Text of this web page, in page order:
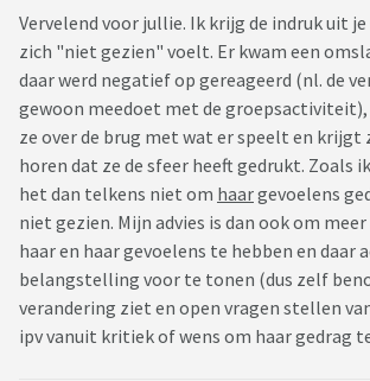
Vervelend voor jullie. Ik krijg de indruk uit
zich "niet gezien" voelt. Er kwam een
daar werd negatief op gereageerd (nl. de
gewoon meedoet met de
ze over de brug met wat er speelt en krijgt
horen dat ze de sfeer heeft gedrukt. Zoals
het dan telkens niet om haargevoelens
niet gezien. Mijn advies is dan ook om
haar en haar gevoelens te hebben en daar
belangstelling voor te tonen (dus zelf
verandering ziet en open vragen stellen
ipv vanuit kritiek of wens om haar gedrag